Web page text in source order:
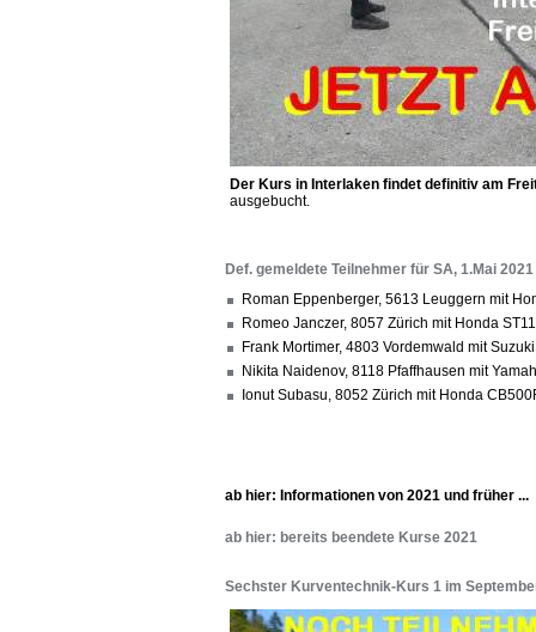
Der Kurs in Interlaken findet definitiv am
ausgebucht.
Def. gemeldete Teilnehmer für SA, 1.Mai 2021
Roman Eppenberger, 5613 Leuggern mit
Romeo Janczer, 8057 Zürich mit Honda
Frank Mortimer, 4803 Vordemwald mit
Nikita Naidenov, 8118 Pfaffhausen mit
Ionut Subasu, 8052 Zürich mit Honda
ab hier: Informationen von 2021 und früher ...
ab hier: bereits beendete Kurse 2021
Sechster Kurventechnik-Kurs 1 im